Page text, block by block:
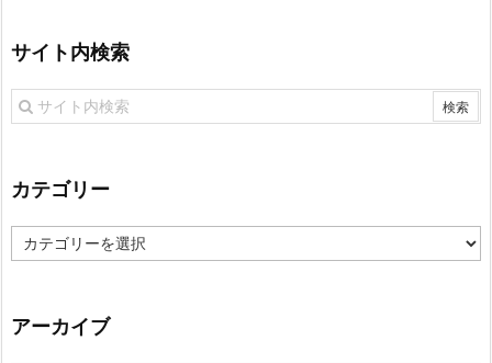
サイト内検索
カテゴリー
カ
テ
ー
アーカイブ